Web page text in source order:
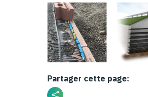
Partager cette page: